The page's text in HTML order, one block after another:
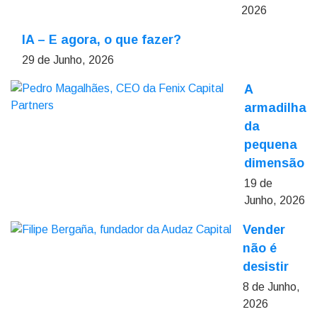
2026
IA – E agora, o que fazer?
29 de Junho, 2026
A
armadilha
da
pequena
dimensão
19 de
Junho, 2026
Vender
não é
desistir
8 de Junho,
2026